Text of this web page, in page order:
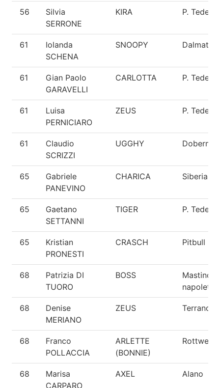
56
Silvia
SERRONE
KIRA P.
61
Iolanda
SCHENA
SNOOPY Dalmata
61
Gian Paolo
GARAVELLI
CARLOTTA P.
61
Luisa
PERNICIARO
ZEUS P.
61
Claudio
SCRIZZI
UGGHY
65
Gabriele
PANEVINO
CHARICA Siberian
65
Gaetano
SETTANNI
TIGER P.
65
Kristian
PRONESTI
CRASCH Pitbull
68
Patrizia DI
TUORO
BOSS
Mastino
68
Denise
MERIANO
ZEUS Terranova
68
Franco
POLLACCIA
ARLETTE
(BONNIE)
Rottweiler
68
Marisa
CARPARO
AXEL Alano